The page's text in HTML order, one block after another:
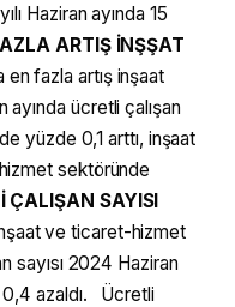
Haziran ayında 15
ARTIŞ İNŞŞAT
en fazla artış inşaat
ücretli çalışan
yüzde 0,1 arttı, inşaat
sektöründe
ÇALIŞAN SAYISI
ve ticaret-hizmet
sayısı 2024 Haziran
azaldı. Ücretli